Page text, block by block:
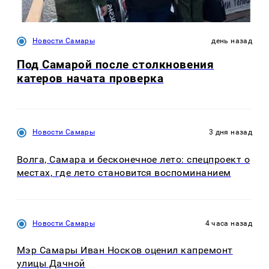
Новости Самары день назад
Под Самарой после столкновения
катеров начата проверка
Новости Самары 3 дня назад
Волга, Самара и бесконечное лето: спецпроект о
местах, где лето становится воспоминанием
Новости Самары 4 часа назад
Мэр Самары Иван Носков оценил капремонт
улицы Дачной